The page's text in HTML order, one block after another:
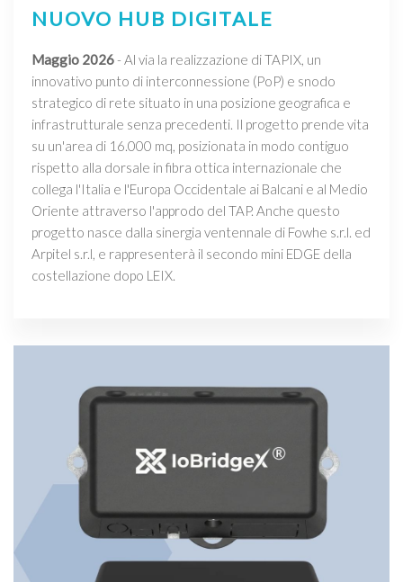
NUOVO HUB DIGITALE
Maggio 2026- Al via la realizzazione di TAPIX, un
innovativo punto di interconnessione (PoP) e snodo
strategico di rete situato in una posizione geografica e
infrastrutturale senza precedenti. Il progetto prende vita
su un'area di 16.000 mq, posizionata in modo contiguo
rispetto alla dorsale in fibra ottica internazionale che
collega l'Italia e l'Europa Occidentale ai Balcani e al Medio
Oriente attraverso l'approdo del TAP. Anche questo
progetto nasce dalla sinergia ventennale di Fowhe s.r.l. ed
Arpitel s.r.l, e rappresenterà il secondo mini EDGE della
costellazione dopo LEIX.